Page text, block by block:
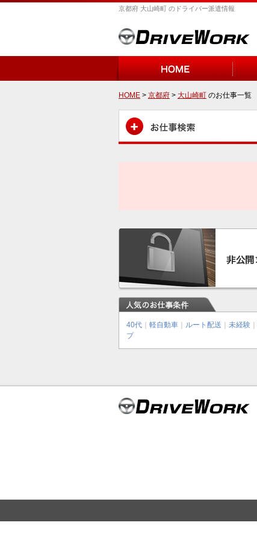
京都府 大山崎町 のドライバー派遣情報
HOME > 京都府 > 大山崎町 のお仕事一覧
40代 軽自動車 ルート配送 未経験
プ